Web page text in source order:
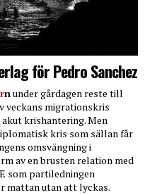
för Pedro Sanchez
nunder gårdagen reste till
veckans migrationskris
krishantering. Men
kris som sällan får
omsvängning i
av en brusten relation med
som partiledningen
mattan utan att lyckas.